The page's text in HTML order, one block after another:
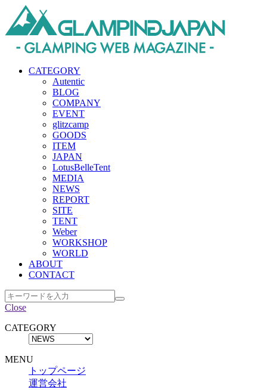
CATEGORY
Autentic
BLOG
COMPANY
EVENT
glitzcamp
GOODS
ITEM
JAPAN
LotusBelleTent
MEDIA
NEWS
REPORT
SITE
TENT
Weber
WORKSHOP
WORLD
ABOUT
CONTACT
Close
CATEGORY
MENU
トップページ
運営会社